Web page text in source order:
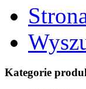
Kategorie